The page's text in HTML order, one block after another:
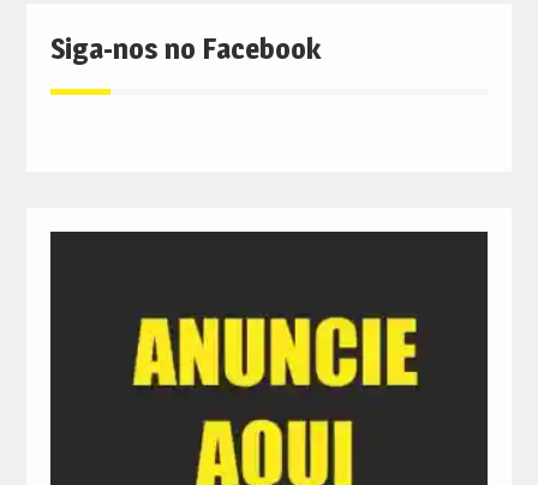
Siga-nos no Facebook